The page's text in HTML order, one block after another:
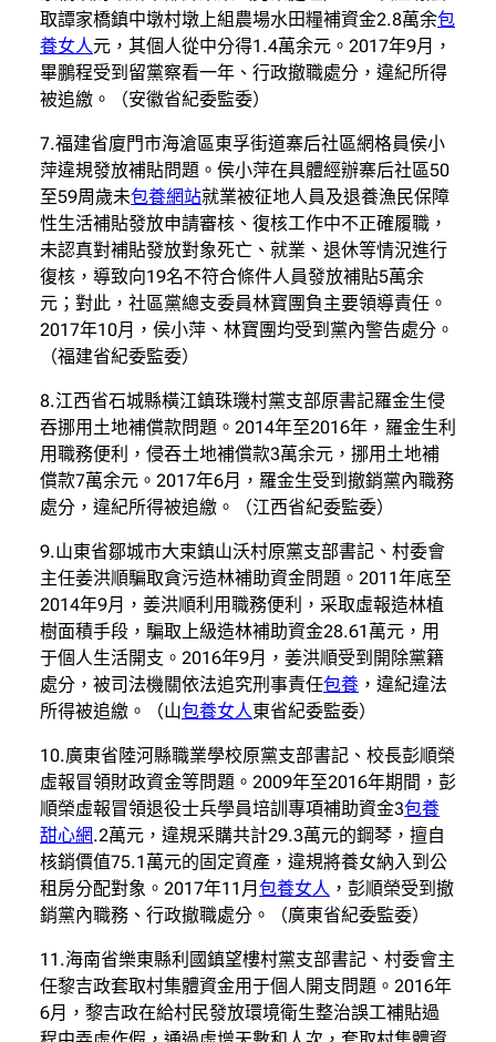
取譚家橋鎮中墩村墩上組農場水田糧補資金2.8萬余包
養女人元，其個人從中分得1.4萬余元。2017年9月，
畢鵬程受到留黨察看一年、行政撤職處分，違紀所得
被追繳。（安徽省紀委監委）
7.福建省廈門市海滄區東孚街道寨后社區網格員侯小
萍違規發放補貼問題。侯小萍在具體經辦寨后社區50
至59周歲未包養網站就業被征地人員及退養漁民保障
性生活補貼發放申請審核、復核工作中不正確履職，
未認真對補貼發放對象死亡、就業、退休等情況進行
復核，導致向19名不符合條件人員發放補貼5萬余
元；對此，社區黨總支委員林寶團負主要領導責任。
2017年10月，侯小萍、林寶團均受到黨內警告處分。
（福建省紀委監委）
8.江西省石城縣橫江鎮珠璣村黨支部原書記羅金生侵
吞挪用土地補償款問題。2014年至2016年，羅金生利
用職務便利，侵吞土地補償款3萬余元，挪用土地補
償款7萬余元。2017年6月，羅金生受到撤銷黨內職務
處分，違紀所得被追繳。（江西省紀委監委）
9.山東省鄒城市大束鎮山沃村原黨支部書記、村委會
主任姜洪順騙取貪污造林補助資金問題。2011年底至
2014年9月，姜洪順利用職務便利，采取虛報造林植
樹面積手段，騙取上級造林補助資金28.61萬元，用
于個人生活開支。2016年9月，姜洪順受到開除黨籍
處分，被司法機關依法追究刑事責任包養 ，違紀違法
所得被追繳。（山包養女人東省紀委監委）
10.廣東省陸河縣職業學校原黨支部書記、校長彭順榮
虛報冒領財政資金等問題。2009年至2016年期間，彭
順榮虛報冒領退役士兵學員培訓專項補助資金3包養
甜心網.2萬元，違規采購共計29.3萬元的鋼琴，擅自
核銷價值75.1萬元的固定資產，違規將養女納入到公
租房分配對象。2017年11月 包養女人 ，彭順榮受到撤
銷黨內職務、行政撤職處分。（廣東省紀委監委）
11.海南省樂東縣利國鎮望樓村黨支部書記、村委會主
任黎吉政套取村集體資金用于個人開支問題。2016年
6月，黎吉政在給村民發放環境衛生整治誤工補貼過